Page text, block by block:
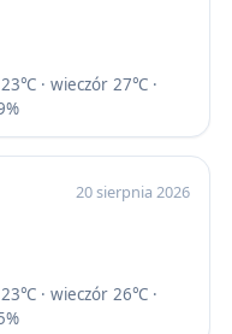
23℃ · wieczór 27℃ ·
20 sierpnia 2026
23℃ · wieczór 26℃ ·